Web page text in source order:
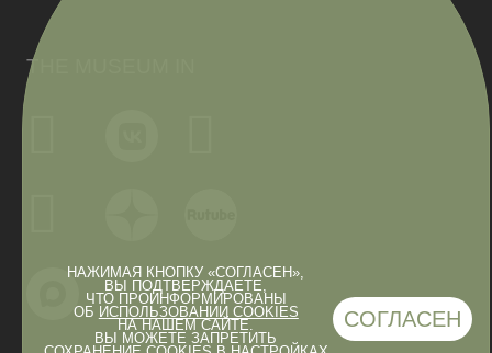
НАЖИМАЯ КНОПКУ «СОГЛАСЕН»,
ВЫ ПОДТВЕРЖДАЕТЕ,
ЧТО ПРОИНФОРМИРОВАНЫ
ОБ ИСПОЛЬЗОВАНИИ COOKIES
НА НАШЕМ САЙТЕ.
ВЫ МОЖЕТЕ ЗАПРЕТИТЬ
СОГЛАСЕН
THE MUSEUM IN